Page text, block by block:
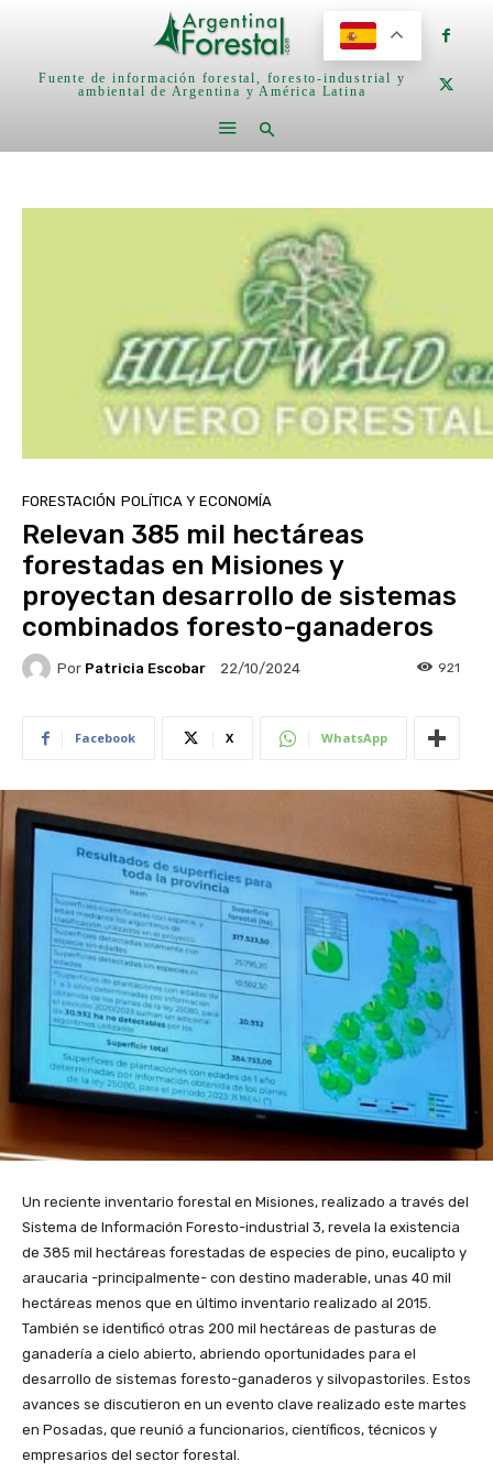
Fuente de información forestal, foresto-industrial y
ambiental de Argentina y América Latina
FORESTACIÓN POLÍTICA Y ECONOMÍA
Relevan 385 mil hectáreas
forestadas en Misiones y
proyectan desarrollo de sistemas
combinados foresto-ganaderos
Por Patricia Escobar 22/10/2024 921
Facebook X WhatsApp
Un reciente inventario forestal en Misiones, realizado a través del
Sistema de Información Foresto-industrial 3, revela la existencia
de 385 mil hectáreas forestadas de especies de pino, eucalipto y
araucaria -principalmente- con destino maderable, unas 40 mil
hectáreas menos que en último inventario realizado al 2015.
También se identificó otras 200 mil hectáreas de pasturas de
ganadería a cielo abierto, abriendo oportunidades para el
desarrollo de sistemas foresto-ganaderos y silvopastoriles. Estos
avances se discutieron en un evento clave realizado este martes
en Posadas, que reunió a funcionarios, científicos, técnicos y
empresarios del sector forestal.